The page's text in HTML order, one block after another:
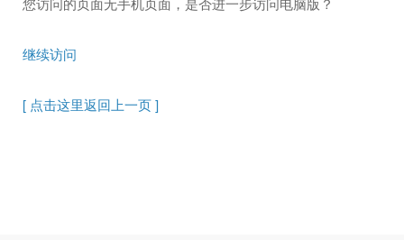
继续访问
[ 点击这里返回上一页 ]